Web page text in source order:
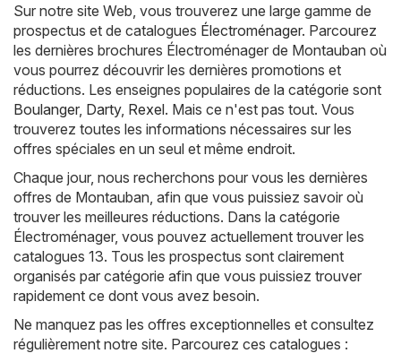
Sur notre site Web, vous trouverez une large gamme de
prospectus et de catalogues Électroménager. Parcourez
les dernières brochures Électroménager de Montauban où
vous pourrez découvrir les dernières promotions et
réductions. Les enseignes populaires de la catégorie sont
Boulanger, Darty, Rexel. Mais ce n'est pas tout. Vous
trouverez toutes les informations nécessaires sur les
offres spéciales en un seul et même endroit.
Chaque jour, nous recherchons pour vous les dernières
offres de Montauban, afin que vous puissiez savoir où
trouver les meilleures réductions. Dans la catégorie
Électroménager, vous pouvez actuellement trouver les
catalogues 13. Tous les prospectus sont clairement
organisés par catégorie afin que vous puissiez trouver
rapidement ce dont vous avez besoin.
Ne manquez pas les offres exceptionnelles et consultez
régulièrement notre site. Parcourez ces catalogues :